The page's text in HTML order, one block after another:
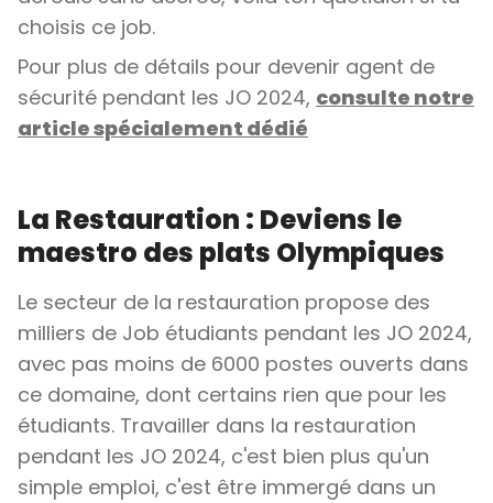
choisis ce job.
Pour plus de détails pour devenir agent de
sécurité pendant les JO 2024, consulte notre
article spécialement dédié
La Restauration : Deviens le
maestro des plats Olympiques
Le secteur de la restauration propose des
milliers de Job étudiants pendant les JO 2024,
avec pas moins de 6000 postes ouverts dans
ce domaine, dont certains rien que pour les
étudiants. Travailler dans la restauration
pendant les JO 2024, c'est bien plus qu'un
simple emploi, c'est être immergé dans un